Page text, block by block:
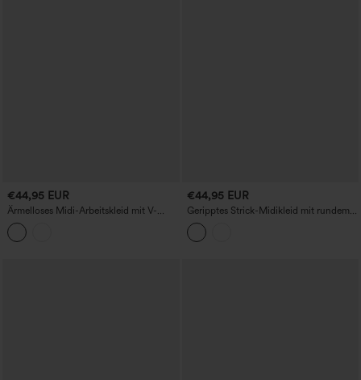
€44,95 EUR
Ärmelloses Midi-Arbeitskleid mit V-
Ausschnitt, 2-Wege-Reißverschluss und
Taschen
€44,95 EUR
Geripptes Strick-Midikleid mit rundem
Ausschnitt, ärmellos, fließender
Silhouette, lässig, aus Leinenmischung